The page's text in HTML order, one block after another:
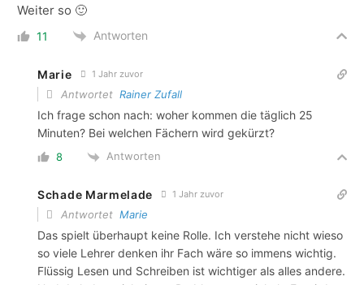
Weiter so 🙂
11 Antworten
Marie 1 Jahr zuvor
Antwortet Rainer Zufall
Ich frage schon nach: woher kommen die täglich 25
Minuten? Bei welchen Fächern wird gekürzt?
8 Antworten
Schade Marmelade 1 Jahr zuvor
Antwortet Marie
Das spielt überhaupt keine Rolle. Ich verstehe nicht wieso
so viele Lehrer denken ihr Fach wäre so immens wichtig.
Flüssig Lesen und Schreiben ist wichtiger als alles andere.